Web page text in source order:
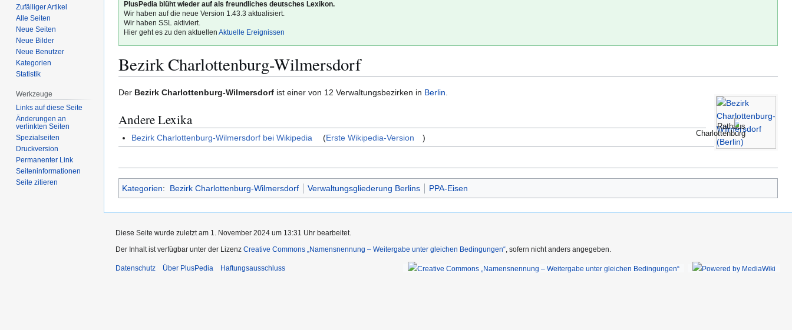
PlusPedia blüht wieder auf als freundliches deutsches Lexikon.
Wir haben auf die neue Version 1.43.3 aktualisiert.
Wir haben SSL aktiviert.
Hier geht es zu den aktuellenAktuelle Ereignissen
Bezirk Charlottenburg-Wilmersdorf
Zur
springen
Zur
springen
Rathaus
Charlottenburg
Der Bezirk Charlottenburg-Wilmersdorf ist einer von 12 Verwaltungsbezirken in Berlin
Andere Lexika
Bezirk Charlottenburg-Wilmersdorf bei Wikipedia (Erste Wikipedia-Version )
Kategorien: Bezirk Charlottenburg-Wilmersdorf Verwaltungsgliederung Berlins PPA-Eisen
Zufälliger Artikel
Alle Seiten
Neue Seiten
Neue Bilder
Neue Benutzer
Kategorien
Statistik
Werkzeuge
Links auf diese Seite
Änderungen an
verlinkten Seiten
Spezialseiten
Druckversion
Permanenter Link
Seiten­­informationen
Seite zitieren
Diese Seite wurde zuletzt am 1. November 2024 um 13:31 Uhr bearbeitet.
Der Inhalt ist verfügbar unter der Lizenz Creative Commons „Namensnennung – Weitergabe unter gleichen Bedingungen“, sofern nicht anders angegeben.
Datenschutz Über PlusPedia Haftungsausschluss